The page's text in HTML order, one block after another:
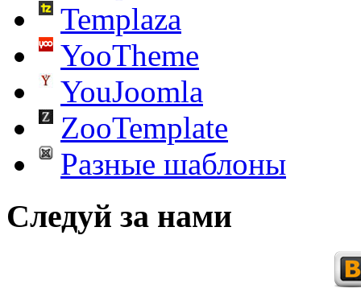
Templaza
YooTheme
YouJoomla
ZooTemplate
Разные шаблоны
Следуй за нами